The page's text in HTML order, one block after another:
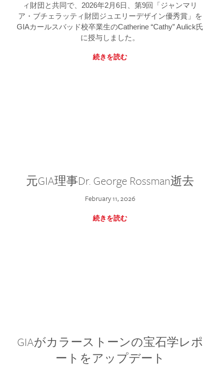
ィ財団と共同で、2026年2月6日、第9回「ジャンマリ
ア・ブチェラッティ財団ジュエリーデザイン優秀賞」を
GIAカールスバッド校卒業生のCatherine “Cathy” Aulick氏
に授与しました。
続きを読む
元GIA理事Dr. George Rossman逝去
February 11, 2026
続きを読む
GIAがカラーストーンの宝石学レポ
ートをアップデート